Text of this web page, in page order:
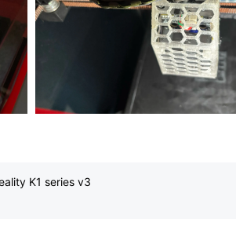
K1 series v3